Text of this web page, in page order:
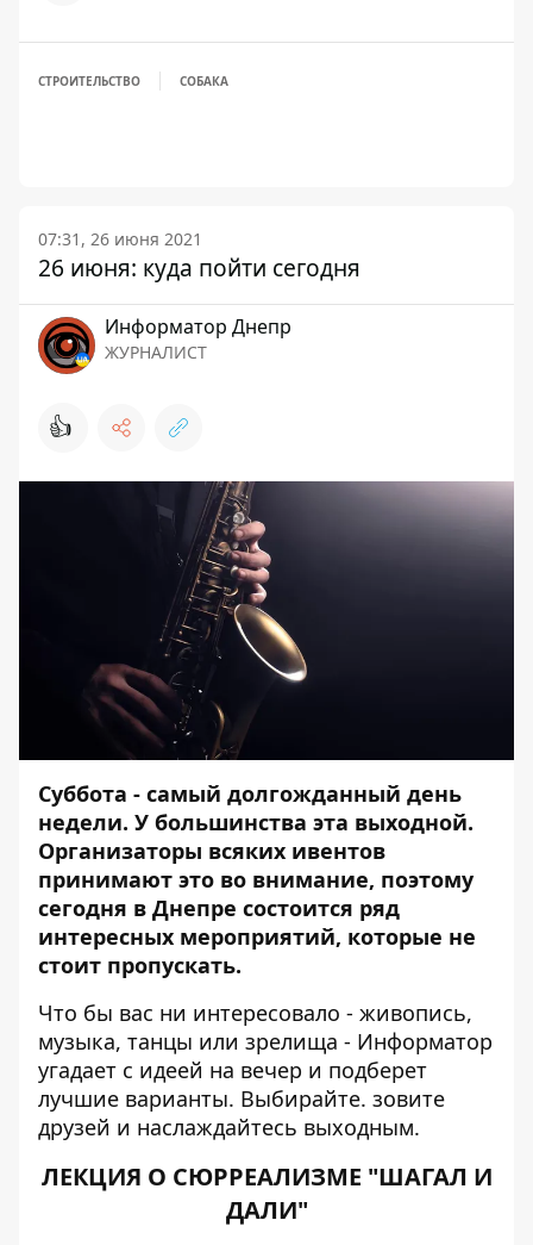
СТРОИТЕЛЬСТВО СОБАКА
07:31, 26 июня 2021
26 июня: куда пойти сегодня
Информатор Днепр
ЖУРНАЛИСТ
👍
Суббота - самый долгожданный день
недели. У большинства эта выходной.
Организаторы всяких ивентов
принимают это во внимание, поэтому
сегодня в Днепре состоится ряд
интересных мероприятий, которые не
стоит пропускать.
Что бы вас ни интересовало - живопись,
музыка, танцы или зрелища - Информатор
угадает с идеей на вечер и подберет
лучшие варианты. Выбирайте. зовите
друзей и наслаждайтесь выходным.
ЛЕКЦИЯ О СЮРРЕАЛИЗМЕ "ШАГАЛ И
ДАЛИ"